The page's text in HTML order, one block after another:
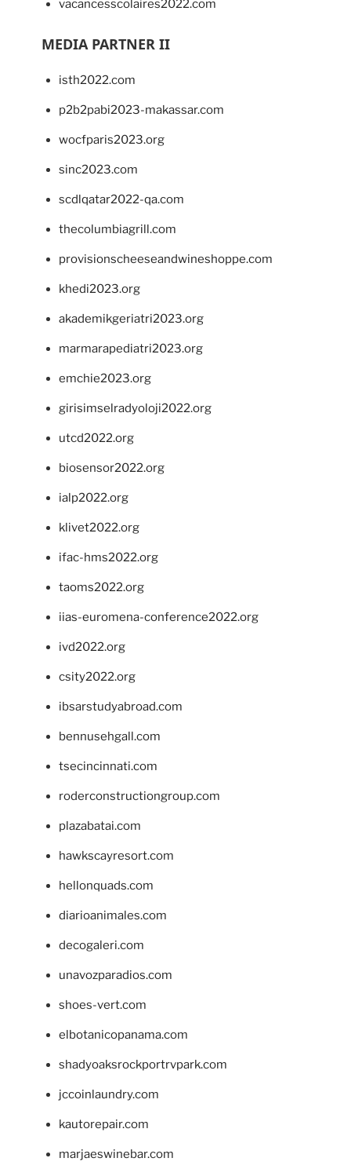
vacancesscolaires2022.com
MEDIA PARTNER II
isth2022.com
p2b2pabi2023-makassar.com
wocfparis2023.org
sinc2023.com
scdlqatar2022-qa.com
thecolumbiagrill.com
provisionscheeseandwineshoppe.com
khedi2023.org
akademikgeriatri2023.org
marmarapediatri2023.org
emchie2023.org
girisimselradyoloji2022.org
utcd2022.org
biosensor2022.org
ialp2022.org
klivet2022.org
ifac-hms2022.org
taoms2022.org
iias-euromena-conference2022.org
ivd2022.org
csity2022.org
ibsarstudyabroad.com
bennusehgall.com
tsecincinnati.com
roderconstructiongroup.com
plazabatai.com
hawkscayresort.com
hellonquads.com
diarioanimales.com
decogaleri.com
unavozparadios.com
shoes-vert.com
elbotanicopanama.com
shadyoaksrockportrvpark.com
jccoinlaundry.com
kautorepair.com
marjaeswinebar.com